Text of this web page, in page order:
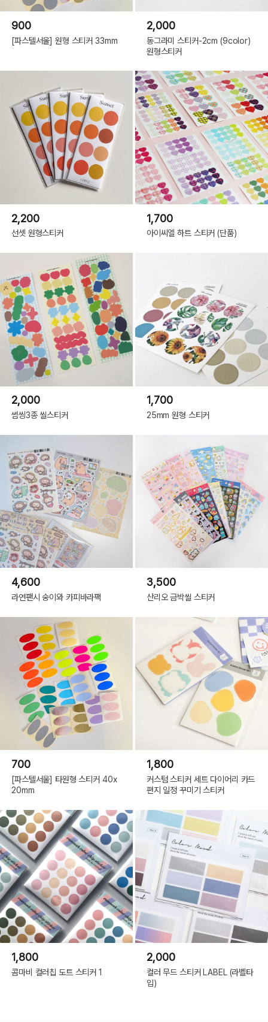
900
[파스텔서울] 원형 스티커 33mm
2,000
동그라미 스티커-2cm (9color)
원형스티커
2,200
선셋 원형스티커
1,700
아이씨엘 하트 스티커 (단품)
2,000
썸씽3종 씰스티커
1,700
25mm 원형 스티커
4,600
라연팬시 숭이와 카피바라팩
3,500
산리오 금박씰 스티커
700
[파스텔서울] 타원형 스티커 40x
20mm
1,800
커스텀 스티커 세트 다이어리 카드
편지 일정 꾸미기 스티커
1,800
콤마비 컬러칩 도트 스티커 1
2,000
컬러 무드 스티커 LABEL (라벨타
입)